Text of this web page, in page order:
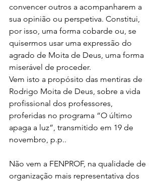
convencer outros a acompanharem a
sua opinião ou perspetiva. Constitui,
por isso, uma forma cobarde ou, se
quisermos usar uma expressão do
agrado de Moita de Deus, uma forma
miserável de proceder.
Vem isto a propósito das mentiras de
Rodrigo Moita de Deus, sobre a vida
profissional dos professores,
proferidas no programa “O último
apaga a luz”, transmitido em 19 de
novembro, p.p..
Não vem a FENPROF, na qualidade de
organização mais representativa dos